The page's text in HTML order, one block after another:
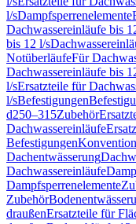
l/sDampfsperrenelemente
Dachwassereinläufe bis
bis 12 l/s
NotüberläufeFür
Dachwassereinläufe bis
l/sErsatzteile für
l/sBefestigungen
d250–315Zubehör
Dachwassereinläufe
Befestigungen
Dachentwässerung
Dachwassereinläufe
Dampfsperrenelemente
Zubehör
draußenErsatzteile für